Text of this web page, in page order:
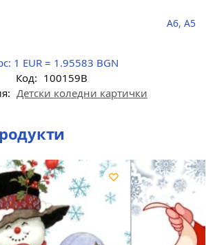
A6, A5
1 EUR = 1.95583 BGN
Код: 100159B
Детски коледни картички